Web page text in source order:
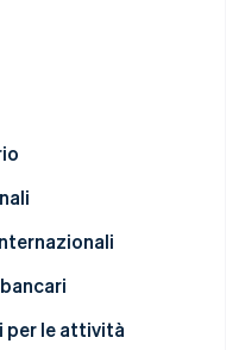
House)
per le attività